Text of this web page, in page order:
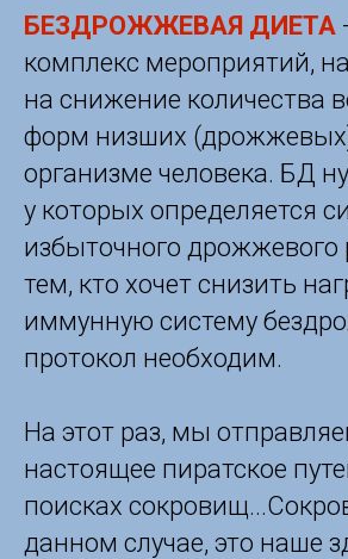
БЕЗДРОЖЖЕВАЯ ДИЕТА
комплекс мероприятий,
на снижение количества
форм низших
организме человека. БД
у которых определяется
избыточного дрожжевого
тем, кто хочет снизить
иммунную систему
протокол необходим.
На этот раз, мы
настоящее пиратское
поисках
данном случае, это наше